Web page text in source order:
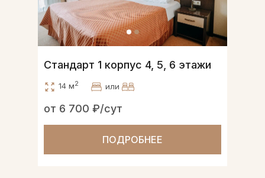
14 м2
Стандарт 1 корпус 4, 5, 6 этажи
от 6 700 ₽/сут
или
ПОДРОБНЕЕ